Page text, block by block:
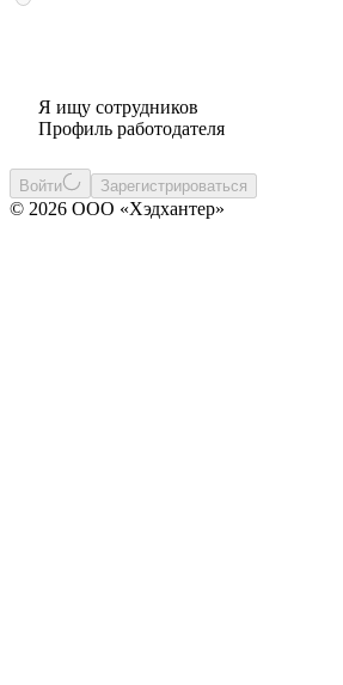
Я ищу сотрудников
Профиль работодателя
Войти Зарегистрироваться
© 2026 ООО «Хэдхантер»